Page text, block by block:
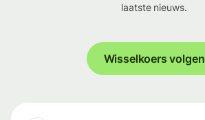
laatste nieuws.
Wisselkoers volgen